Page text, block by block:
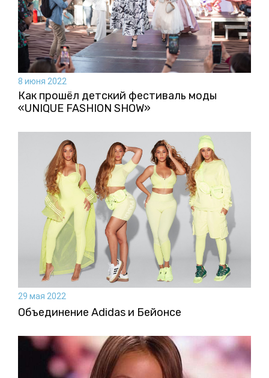
8 июня 2022
Как прошёл детский фестиваль моды
«UNIQUE FASHION SHOW»
29 мая 2022
Объединение Adidas и Бейонсе